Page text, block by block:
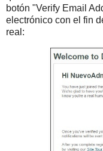
botón "Verify Email
electrónico con el fin
real: